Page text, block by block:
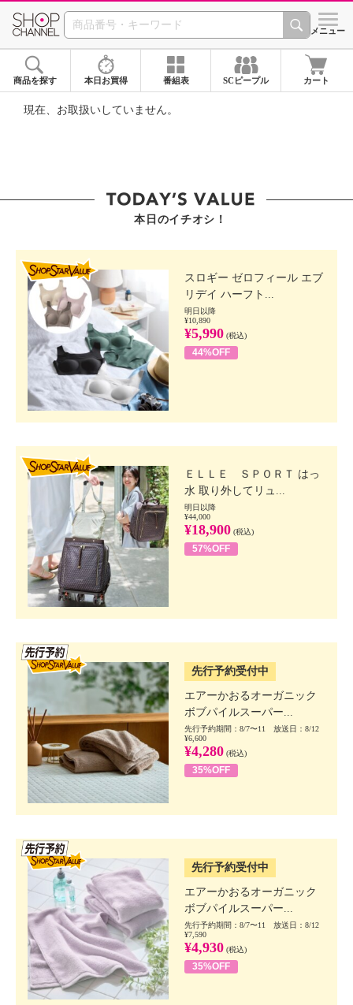
SHOP CHANNEL ショッ
メニュー
商品を探す 本日お買得 番組表 SCピープル カート
現在、お取扱いしていません。
本日のイチオシ！
スロギー ゼロフィール エブ
リデイ ハーフト...
明日以降
¥10,890
¥5,990 (税込)
44%OFF
ＥＬＬＥ ＳＰＯＲＴ はっ
水 取り外してリュ...
明日以降
¥44,000
¥18,900 (税込)
57%OFF
先行予約受付中
エアーかおるオーガニック
ボブパイルスーパー...
先行予約期間：8/7〜11 放送日：8/12
¥6,600
¥4,280 (税込)
35%OFF
先行予約受付中
エアーかおるオーガニック
ボブパイルスーパー...
先行予約期間：8/7〜11 放送日：8/12
¥7,590
¥4,930 (税込)
35%OFF